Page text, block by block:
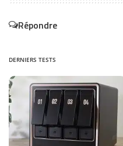
Répondre
DERNIERS TESTS